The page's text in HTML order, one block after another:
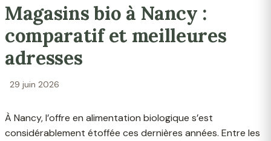
Magasins bio à Nancy :
comparatif et meilleures
adresses
29 juin 2026
À Nancy, l’offre en alimentation biologique s’est
considérablement étoffée ces dernières années. Entre les